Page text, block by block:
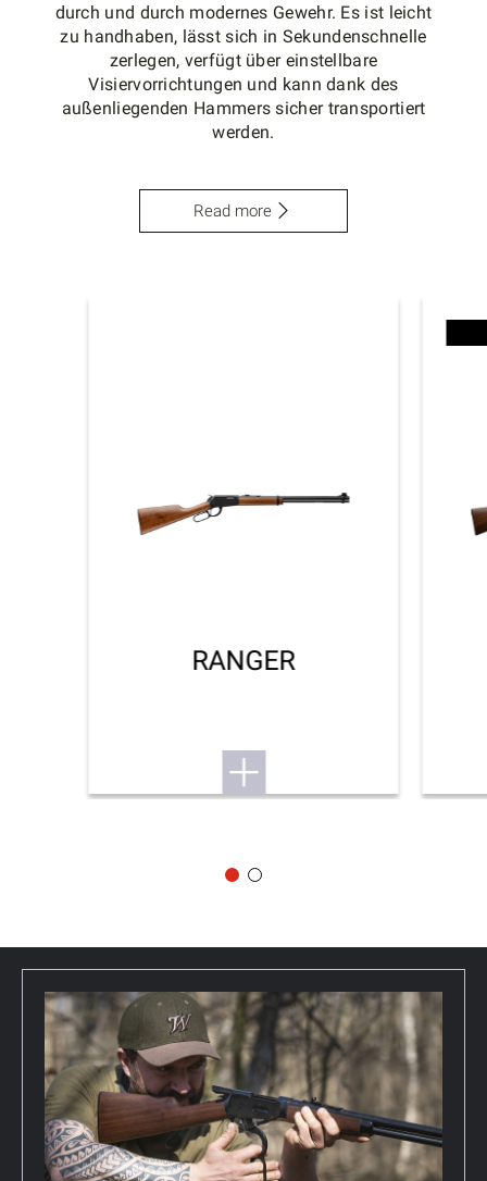
durch und durch modernes Gewehr. Es ist leicht
zu handhaben, lässt sich in Sekundenschnelle
zerlegen, verfügt über einstellbare
Visiervorrichtungen und kann dank des
außenliegenden Hammers sicher transportiert
werden.
Read more
RANGER